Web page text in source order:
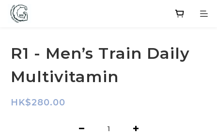
R1 - Men’s Train Daily
Multivitamin
HK$280.00